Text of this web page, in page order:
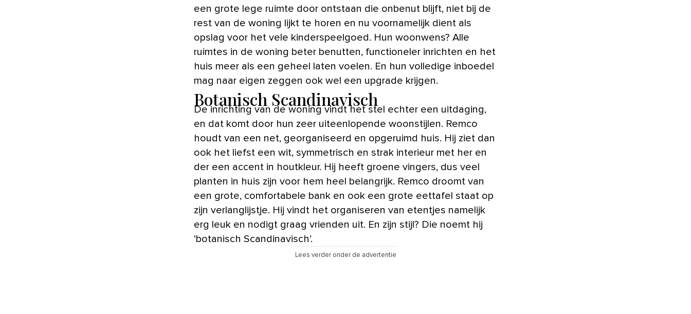
een grote lege ruimte door ontstaan die onbenut blijft, niet bij de
rest van de woning lijkt te horen en nu voornamelijk dient als
opslag voor het vele kinderspeelgoed. Hun woonwens? Alle
ruimtes in de woning beter benutten, functioneler inrichten en het
huis meer als een geheel laten voelen. En hun volledige inboedel
mag naar eigen zeggen ook wel een upgrade krijgen.
Botanisch Scandinavisch
De inrichting van de woning vindt het stel echter een uitdaging,
en dat komt door hun zeer uiteenlopende woonstijlen. Remco
houdt van een net, georganiseerd en opgeruimd huis. Hij ziet dan
ook het liefst een wit, symmetrisch en strak interieur met her en
der een accent in houtkleur. Hij heeft groene vingers, dus veel
planten in huis zijn voor hem heel belangrijk. Remco droomt van
een grote, comfortabele bank en ook een grote eettafel staat op
zijn verlanglijstje. Hij vindt het organiseren van etentjes namelijk
erg leuk en nodigt graag vrienden uit. En zijn stijl? Die noemt hij
‘botanisch Scandinavisch’.
Lees verder onder de advertentie